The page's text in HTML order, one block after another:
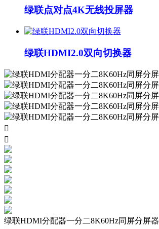
绿联点对点4K无线投屏器
绿联HDMI2.0双向切换器


绿联HDMI分配器一分二8K60Hz同屏分屏器